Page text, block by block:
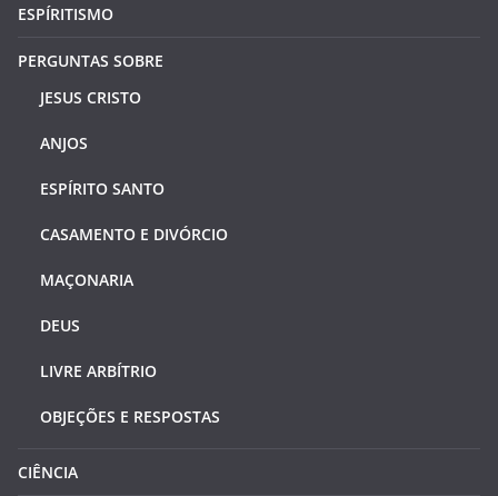
ESPÍRITISMO
PERGUNTAS SOBRE
JESUS CRISTO
ANJOS
ESPÍRITO SANTO
CASAMENTO E DIVÓRCIO
MAÇONARIA
DEUS
LIVRE ARBÍTRIO
OBJEÇÕES E RESPOSTAS
CIÊNCIA